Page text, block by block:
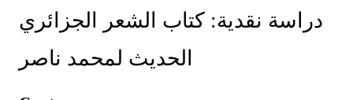
دراسة نقدية: كتاب الشعر الجزائري
الحديث لمحمد ناصر